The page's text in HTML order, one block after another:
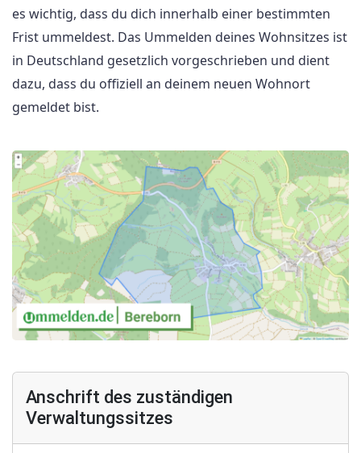
es wichtig, dass du dich innerhalb einer bestimmten
Frist ummeldest. Das Ummelden deines Wohnsitzes ist
in Deutschland gesetzlich vorgeschrieben und dient
dazu, dass du offiziell an deinem neuen Wohnort
gemeldet bist.
Anschrift des zuständigen
Verwaltungssitzes